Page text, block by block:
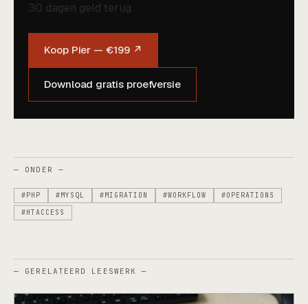
30 dagen geld terug.
Koop Pier — €199 ↗
Download gratis proefversie
— ONDER —
#PHP #MYSQL #MIGRATION #WORKFLOW
#OPERATIONS
#HTACCESS
— GERELATEERD LEESWERK —